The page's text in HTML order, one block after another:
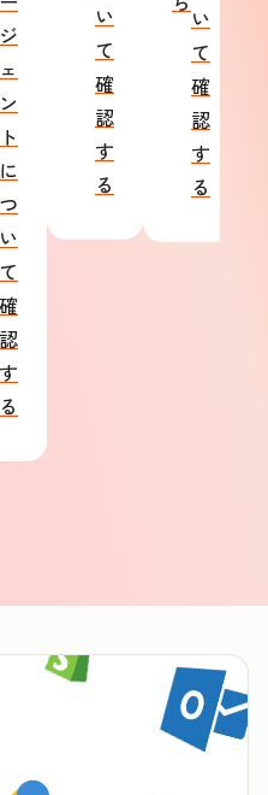
ジ
ェ
ン
ト
に
つ
い
て
確
認
す
る
い
て
確
認
す
る
い
て
確
認
す
る